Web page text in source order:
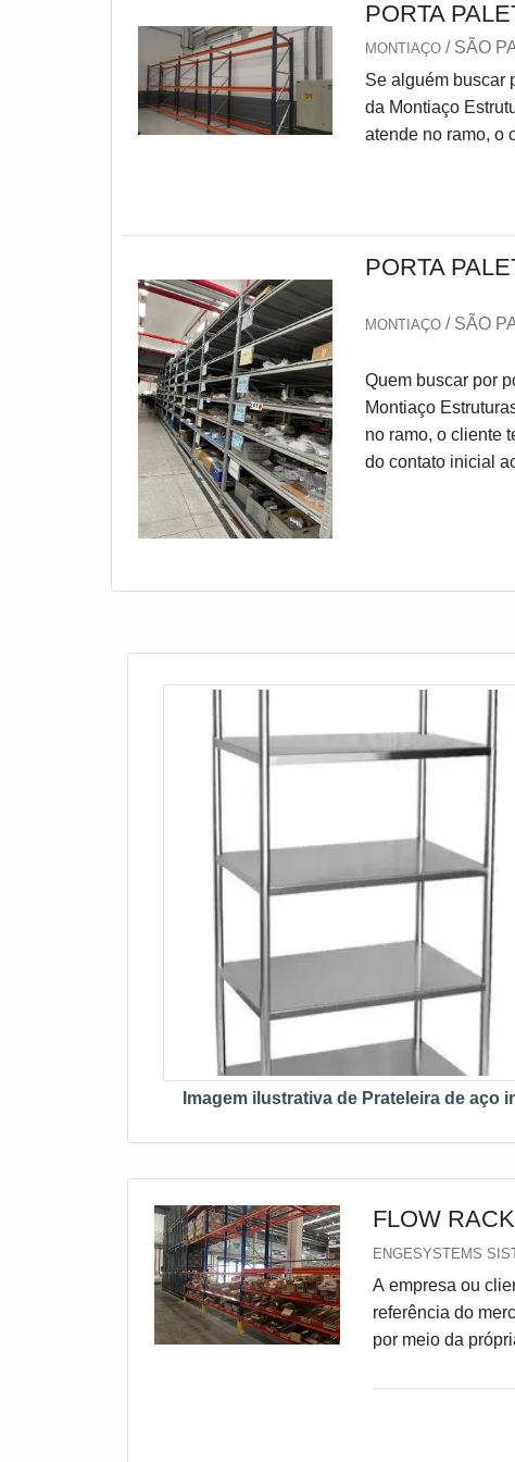
Além disso, a flexibilidade no design permite
necessidades específicas de cada operação,
necessidades de armazenamento crescem.
TIPOS DE ESTANTE DE AÇO INDUSTRIAL
As estantes de aço industrial são versáteis e
projetado para atender a diferentes
Aqui estão alguns dos tipos mais comuns:
Estante de Aço Convencional: este tipo é
colunas verticais. É ideal para armazenar
acessibilidade e organização;
Porta-Paletes: projetadas para armazenar
acomodar cargas pesadas. São
acessadas por empilhadeiras;
Estantes Drive-In/Drive-Through:
entrem diretamente no sistema de
Estantes de Cantiléver: projetadas para
de metal. Possuem braços extensíveis
materiais;
acima do piso do armazém. Podem ser
Cada tipo de estante de aço tem características
desde o armazenamento de materiais pesados
A escolha do tipo apropriado depende das
da natureza dos itens a serem armazenados.
Portanto, se você busca por umaestante de aço
canal Estante Seletiva, parceiro do Soluções
PORTA
MONTIAÇO / SÃO
Se alguém buscar
da Montiaço
atende no ramo, o
completo, do
justo, com a
soluções para
PORTA
MONTIAÇO / SÃO
Quem buscar por
Montiaço
no ramo, o cliente
do contato inicial
PREÇO
empresa
Imagem ilustrativa de Prateleira de aço
FLOW RACK
ENGESYSTEMS
A empresa ou
referência do
por meio da
RACKQuem está
seus serviços,